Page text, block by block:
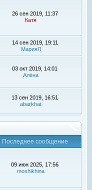
26 сен 2019, 11:37
Катя
14 сен 2019, 19:11
МарияЛ
03 окт 2019, 14:01
Алёна
13 сен 2019, 16:51
abarkhat
Последнее сообщение
09 июн 2025, 17:56
moshikhina